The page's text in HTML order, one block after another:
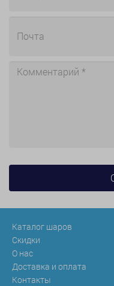
Каталог шаров
Скидки
О нас
Доставка и оплата
Контакты